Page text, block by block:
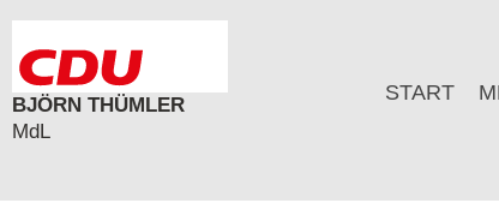
BJÖRN THÜMLER
MdL
START